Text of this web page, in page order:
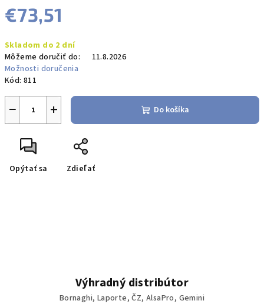
€73,51
cena:
Skladom do 2 dní
Môžeme doručiť do:
11.8.2026
Možnosti doručenia
Kód: 811
+
− Do košíka
Opýtať sa Zdieľať
Výhradný distribútor
Bornaghi, Laporte, ČZ, AlsaPro, Gemini